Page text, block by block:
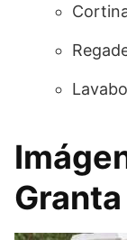
Granta